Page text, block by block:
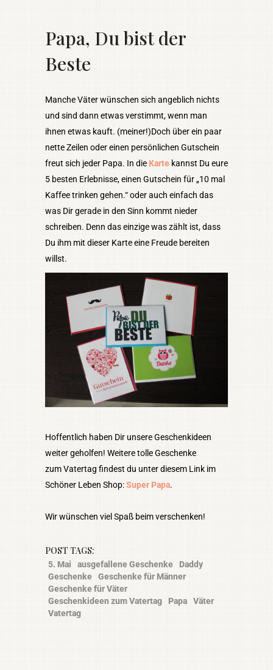
Papa, Du bist der
Beste
Manche Väter wünschen sich angeblich nichts
und sind dann etwas verstimmt, wenn man
ihnen etwas kauft. (meiner!)Doch über ein paar
nette Zeilen oder einen persönlichen Gutschein
freut sich jeder Papa. In die Karte kannst Du eure
5 besten Erlebnisse, einen Gutschein für „10 mal
Kaffee trinken gehen.“ oder auch einfach das
was Dir gerade in den Sinn kommt nieder
schreiben. Denn das einzige was zählt ist, dass
Du ihm mit dieser Karte eine Freude bereiten
willst.
Hoffentlich haben Dir unsere Geschenkideen
weiter geholfen! Weitere tolle Geschenke
zum Vatertag findest du unter diesem Link im
Schöner Leben Shop:Super Papa.
Wir wünschen viel Spaß beim verschenken!
POST TAGS:
5. Mai ausgefallene Geschenke
Daddy
Geschenke
Geschenke für Männer
Geschenke für Väter
Geschenkideen zum Vatertag
Papa
Väter
Vatertag